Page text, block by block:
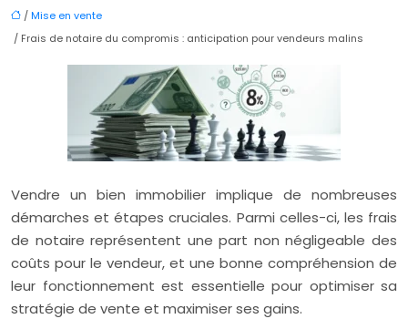
/Mise en vente
/ Frais de notaire du compromis : anticipation pour vendeurs malins
Vendre un bien immobilier implique de nombreuses
démarches et étapes cruciales. Parmi celles-ci, les frais
de notaire représentent une part non négligeable des
coûts pour le vendeur, et une bonne compréhension de
leur fonctionnement est essentielle pour optimiser sa
stratégie de vente et maximiser ses gains.